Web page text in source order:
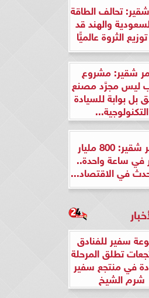
تحالف الطاقة
والهند قد
الثروة عالميًّا
شقير: مشروع
ليس مجرَّد مصنع
بل بوابة للسيادة
التكنولوجية...
سامر شقير: 800 مليار
في ساعة واحدة..
في الاقتصاد...
سفير للفنادق
تطلق المرحلة
في منتجع سفير
شرم الشيخ